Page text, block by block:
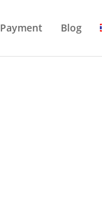
Payment Blog